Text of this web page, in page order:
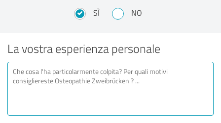
SÌ NO
La vostra esperienza personale